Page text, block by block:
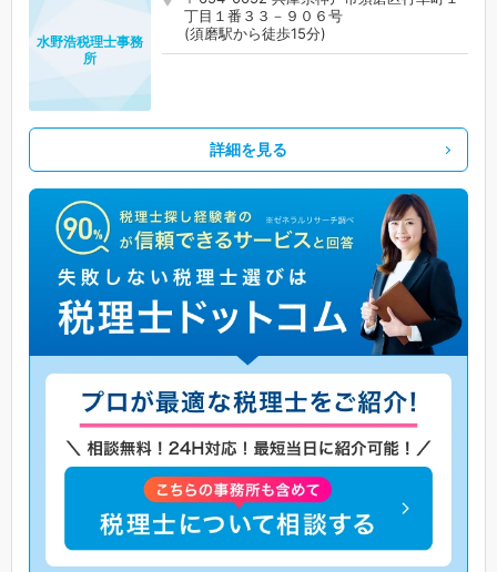
丁目１番３３－９０６号
(須磨駅から徒歩15分)
水野浩税理士事務
所
詳細を見る